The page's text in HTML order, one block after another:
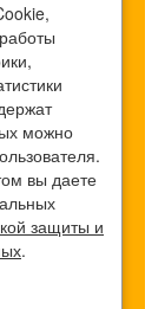
можно
вы даете
защиты и
.